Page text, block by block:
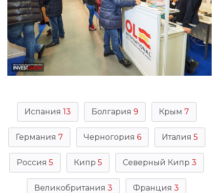
Испания 13 Болгария 9 Крым 7
Германия 7 Черногория 6 Италия 5
Россия 5 Кипр 5 Северный Кипр 3
Великобритания 3 Франция 3